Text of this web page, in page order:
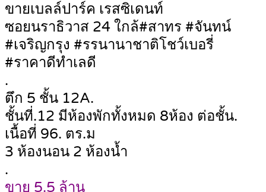
ขายเบลล์ปาร์ค เรสซิเดนท์
ซอยนราธิวาส 24 ใกล้#สาทร #จันทน์
#เจริญกรุง #รรนานาชาติโชว์เบอรี่
#ราคาดีทำเลดี
.
ตึก 5 ชั้น 12A.
ชั้นที่.12 มีห้องพักทั้งหมด 8ห้อง ต่อชั้น.
เนื้อที่ 96. ตร.ม
3 ห้องนอน 2 ห้องน้ำ
.
ขาย 5.5 ล้าน